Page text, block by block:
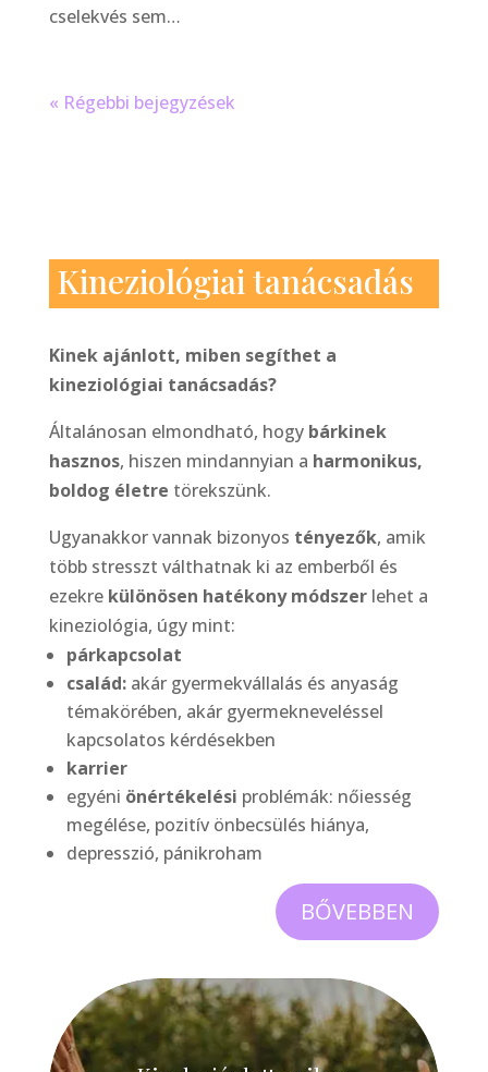
cselekvés sem…
« Régebbi bejegyzések
Kineziológiai tanácsadás
Kinek ajánlott, miben segíthet a
kineziológiai tanácsadás?
Általánosan elmondható, hogy bárkinek
hasznos, hiszen mindannyian a harmonikus,
boldog életre törekszünk.
Ugyanakkor vannak bizonyos tényezők, amik
több stresszt válthatnak ki az emberből és
ezekre különösen hatékony módszerlehet a
kineziológia, úgy mint:
párkapcsolat
család:akár gyermekvállalás és anyaság
témakörében, akár gyermekneveléssel
kapcsolatos kérdésekben
karrier
egyéni önértékelési problémák: nőiesség
megélése, pozitív önbecsülés hiánya,
depresszió, pánikroham
BŐVEBBEN